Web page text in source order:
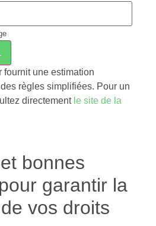
fournit une estimation
règles simplifiées. Pour un
directement le site de la
bonnes
garantir la
vos droits